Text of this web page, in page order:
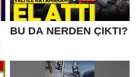
BU DA NERDEN ÇIKTI?